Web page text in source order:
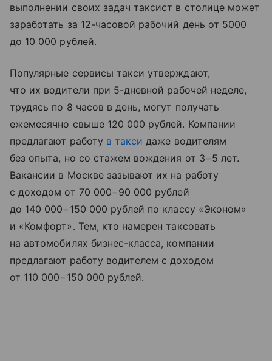
выполнении своих задач таксист в столице может
заработать за 12-часовой рабочий день от 5000
до 10 000 рублей.
Популярные сервисы такси утверждают,
что их водители при 5-дневной рабочей неделе,
трудясь по 8 часов в день, могут получать
ежемесячно свыше 120 000 рублей. Компании
предлагают работу в такси даже водителям
без опыта, но со стажем вождения от 3−5 лет.
Вакансии в Москве зазывают их на работу
с доходом от 70 000−90 000 рублей
до 140 000−150 000 рублей по классу «Эконом»
и «Комфорт». Тем, кто намерен таксовать
на автомобилях бизнес-класса, компании
предлагают работу водителем с доходом
от 110 000−150 000 рублей.